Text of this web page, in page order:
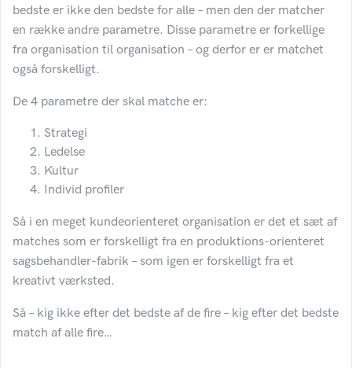
bedste er ikke den bedste for alle – men den der matcher
en række andre parametre. Disse parametre er forkellige
fra organisation til organisation – og derfor er er matchet
også forskelligt.
De 4 parametre der skal matche er:
Strategi
Ledelse
Kultur
Individ profiler
Så i en meget kundeorienteret organisation er det et sæt af
matches som er forskelligt fra en produktions-orienteret
sagsbehandler-fabrik – som igen er forskelligt fra et
kreativt værksted.
Så – kig ikke efter det bedste af de fire – kig efter det bedste
match af alle fire…